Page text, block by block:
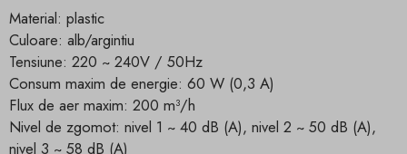
Material: plastic
Culoare: alb/argintiu
Tensiune: 220 ~ 240V / 50Hz
Consum maxim de energie: 60 W (0,3 A)
Flux de aer maxim: 200 m³/h
Nivel de zgomot: nivel 1 ~ 40 dB (A), nivel 2 ~ 50 dB (A),
nivel 3 ~ 58 dB (A)